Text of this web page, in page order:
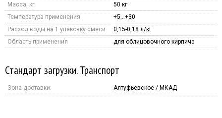
Масса, кг
50 кг
Температура применения
+5…+30
Расход воды на 1 упаковку смеси
0,15-0,18 л/кг
Область применения
для облицовочного кирпича
Стандарт загрузки. Транспорт
Зона доставки: Алтуфьевское / МКАД